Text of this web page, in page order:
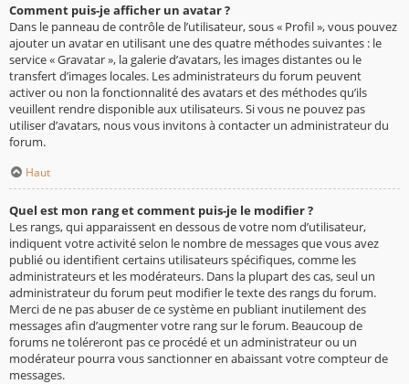
Comment puis-je afficher un avatar ?
Dans le panneau de contrôle de l’utilisateur, sous « Profil », vous pouvez
ajouter un avatar en utilisant une des quatre méthodes suivantes : le
service « Gravatar », la galerie d’avatars, les images distantes ou le
transfert d’images locales. Les administrateurs du forum peuvent
activer ou non la fonctionnalité des avatars et des méthodes qu’ils
veuillent rendre disponible aux utilisateurs. Si vous ne pouvez pas
utiliser d’avatars, nous vous invitons à contacter un administrateur du
forum.
Haut
Quel est mon rang et comment puis-je le modifier ?
Les rangs, qui apparaissent en dessous de votre nom d’utilisateur,
indiquent votre activité selon le nombre de messages que vous avez
publié ou identifient certains utilisateurs spécifiques, comme les
administrateurs et les modérateurs. Dans la plupart des cas, seul un
administrateur du forum peut modifier le texte des rangs du forum.
Merci de ne pas abuser de ce système en publiant inutilement des
messages afin d’augmenter votre rang sur le forum. Beaucoup de
forums ne toléreront pas ce procédé et un administrateur ou un
modérateur pourra vous sanctionner en abaissant votre compteur de
messages.